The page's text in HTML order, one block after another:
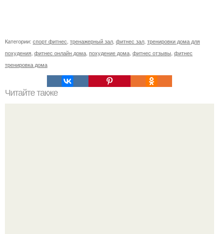
Категории: спорт фитнес тренажерный зал фитнес зал тренировки дома для
похудения фитнес онлайн дома похудение дома фитнес отзывы фитнес
тренировка дома
Читайте также